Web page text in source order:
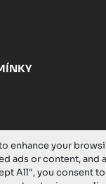
enhance your
ads or content, and
All", you consent